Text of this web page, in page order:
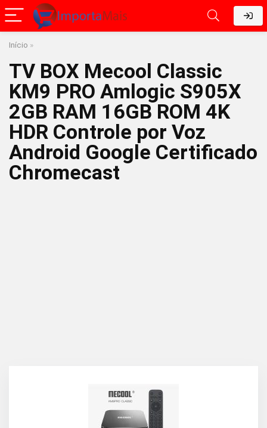
Início »
TV BOX Mecool Classic
KM9 PRO Amlogic S905X
2GB RAM 16GB ROM 4K
HDR Controle por Voz
Android Google Certificado
Chromecast